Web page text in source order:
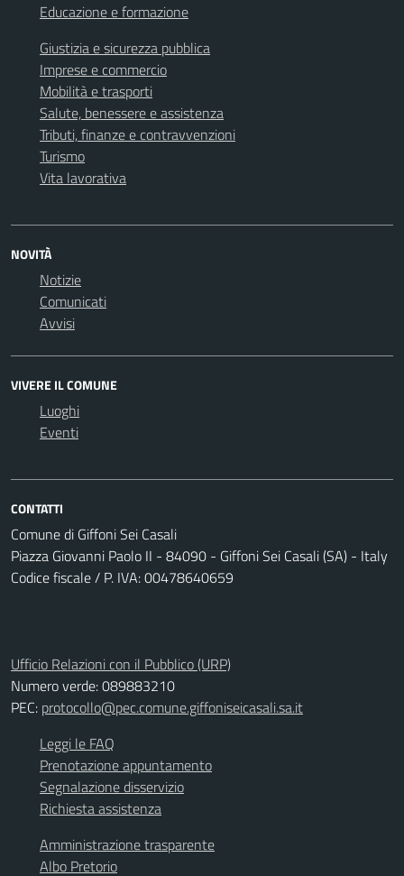
Educazione e formazione
Giustizia e sicurezza pubblica
Imprese e commercio
Mobilità e trasporti
Salute, benessere e assistenza
Tributi, finanze e contravvenzioni
Turismo
Vita lavorativa
NOVITÀ
Notizie
Comunicati
Avvisi
VIVERE IL COMUNE
Luoghi
Eventi
CONTATTI
Comune di Giffoni Sei Casali
Piazza Giovanni Paolo II - 84090 - Giffoni Sei Casali (SA) - Italy
Codice fiscale / P. IVA: 00478640659
Ufficio Relazioni con il Pubblico (URP)
Numero verde: 089883210
PEC: protocollo@pec.comune.giffoniseicasali.sa.it
Leggi le FAQ
Prenotazione appuntamento
Segnalazione disservizio
Richiesta assistenza
Amministrazione trasparente
Albo Pretorio